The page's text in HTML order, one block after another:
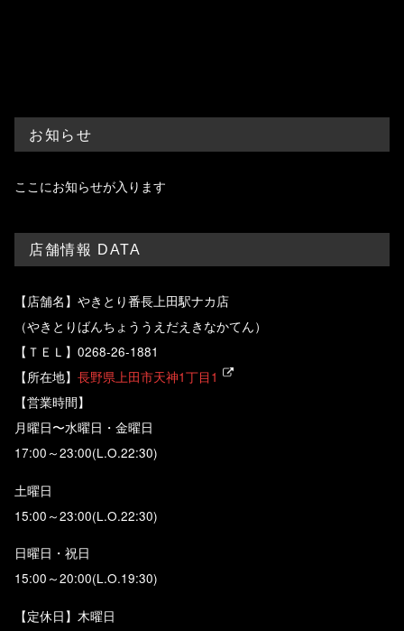
お知らせ
ここにお知らせが入ります
店舗情報 DATA
【店舗名】やきとり番長上田駅ナカ店
（やきとりばんちょううえだえきなかてん）
【ＴＥＬ】0268-26-1881
【所在地】 長野県上田市天神1丁目1
【営業時間】
月曜日〜水曜日・金曜日
17:00～23:00(L.O.22:30)
土曜日
15:00～23:00(L.O.22:30)
日曜日・祝日
15:00～20:00(L.O.19:30)
【定休日】木曜日